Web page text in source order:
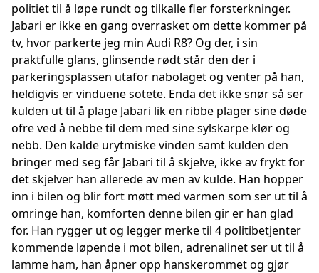
politiet til å løpe rundt og tilkalle fler forsterkninger.
Jabari er ikke en gang overrasket om dette kommer på
tv, hvor parkerte jeg min Audi R8? Og der, i sin
praktfulle glans, glinsende rødt står den der i
parkeringsplassen utafor nabolaget og venter på han,
heldigvis er vinduene sotete. Enda det ikke snør så ser
kulden ut til å plage Jabari lik en ribbe plager sine døde
ofre ved å nebbe til dem med sine sylskarpe klør og
nebb. Den kalde urytmiske vinden samt kulden den
bringer med seg får Jabari til å skjelve, ikke av frykt for
det skjelver han allerede av men av kulde. Han hopper
inn i bilen og blir fort møtt med varmen som ser ut til å
omringe han, komforten denne bilen gir er han glad
for. Han rygger ut og legger merke til 4 politibetjenter
kommende løpende i mot bilen, adrenalinet ser ut til å
lamme ham, han åpner opp hanskerommet og gjør